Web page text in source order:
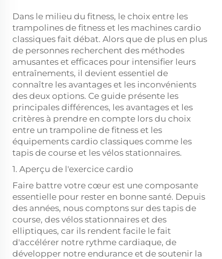
Dans le milieu du fitness, le choix entre les
trampolines de fitness et les machines cardio
classiques fait débat. Alors que de plus en plus
de personnes recherchent des méthodes
amusantes et efficaces pour intensifier leurs
entraînements, il devient essentiel de
connaître les avantages et les inconvénients
des deux options. Ce guide présente les
principales différences, les avantages et les
critères à prendre en compte lors du choix
entre un trampoline de fitness et les
équipements cardio classiques comme les
tapis de course et les vélos stationnaires.
1. Aperçu de l'exercice cardio
Faire battre votre cœur est une composante
essentielle pour rester en bonne santé. Depuis
des années, nous comptons sur des tapis de
course, des vélos stationnaires et des
elliptiques, car ils rendent facile le fait
d'accélérer notre rythme cardiaque, de
développer notre endurance et de soutenir la